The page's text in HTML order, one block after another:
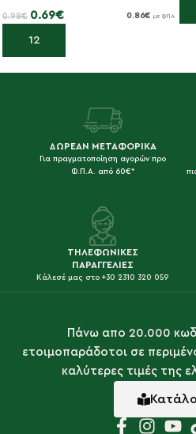
0.98€ 0.69€ 0.86€ με ΦΠΑ
Προσθήκη στο καλάθι
ΔΩΡΕΑΝ ΜΕΤΑΦΟΡΙΚΑ
Για πραγματοποίηση αγορών προ
Φ.Π.Α. από 60€*
ΤΗΛΕΦΩΝΙΚΕΣ
ΠΑΡΑΓΓΕΛΙΕΣ
Κάλεσέ μας στο +30 2310 320 059
Πάνω απο 20.000
ετοιμοπαράδοτοι σε
καλύτερες τιμές της